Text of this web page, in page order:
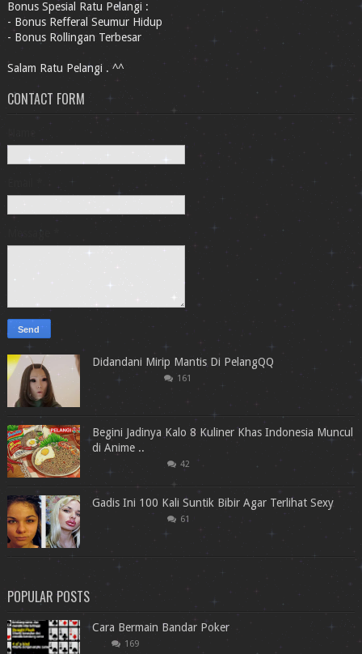
Bonus Spesial Ratu Pelangi :
- Bonus Refferal Seumur Hidup
- Bonus Rollingan Terbesar
Salam Ratu Pelangi . ^^
CONTACT FORM
Name
Message
Didandani Mirip Mantis Di PelangQQ
161
Begini Jadinya Kalo 8 Kuliner Khas Indonesia Muncul
di Anime ..
42
Gadis Ini 100 Kali Suntik Bibir Agar Terlihat Sexy
61
POPULAR POSTS
Cara Bermain Bandar Poker
169